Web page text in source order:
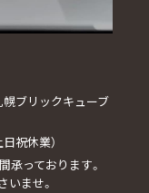
ブリックキューブ
祝休業）
承っております。
ませ。